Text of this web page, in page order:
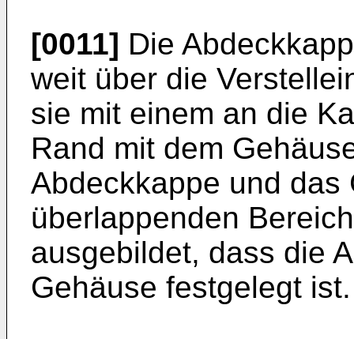
[0011] Die
weit über die
sie mit einem an die
Rand mit dem
Abdeckkappe und das
überlappenden
ausgebildet, dass die
Gehäuse festgelegt ist.